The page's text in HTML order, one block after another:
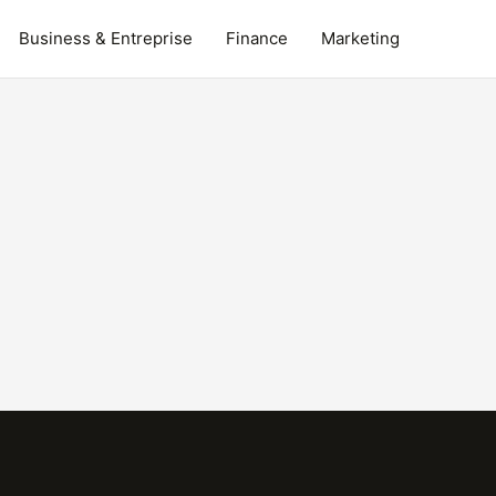
Business & Entreprise Finance Marketing